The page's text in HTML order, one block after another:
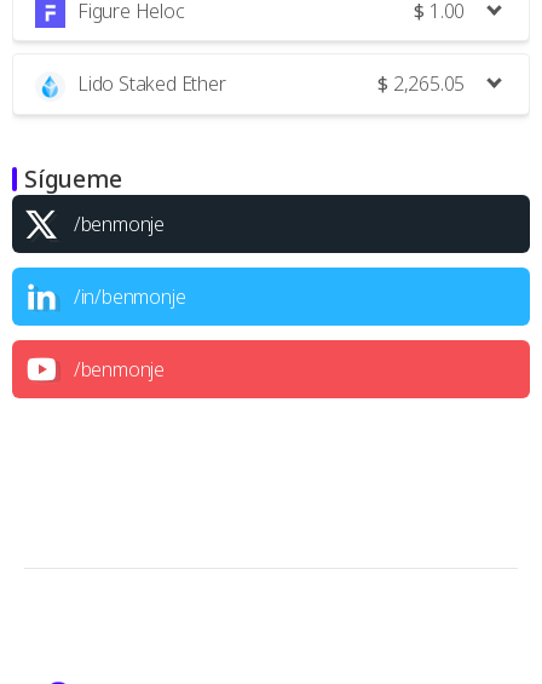
Figure Heloc $ 1.00
Lido Staked Ether $ 2,265.05
Sígueme
/benmonje
/in/benmonje
/benmonje